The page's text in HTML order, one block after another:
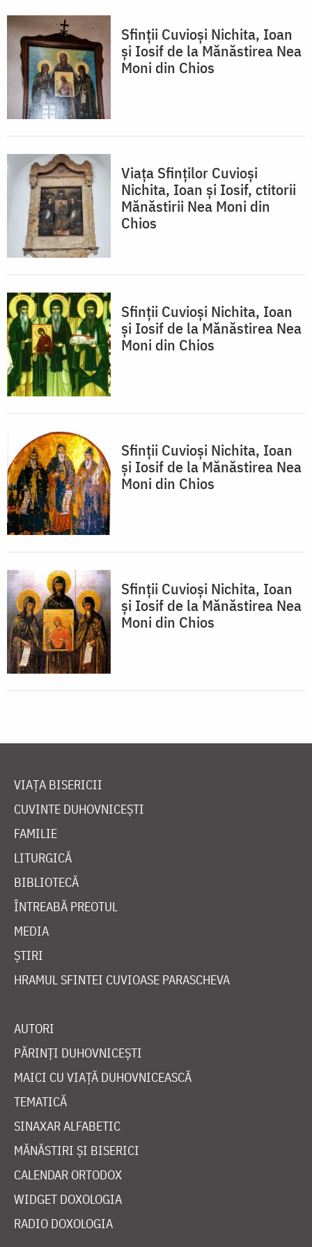
Sfinții Cuvioși Nichita, Ioan
și Iosif de la Mănăstirea Nea
Moni din Chios
Viața Sfinților Cuvioși
Nichita, Ioan și Iosif, ctitorii
Mănăstirii Nea Moni din
Chios
Sfinții Cuvioși Nichita, Ioan
și Iosif de la Mănăstirea Nea
Moni din Chios
Sfinții Cuvioși Nichita, Ioan
și Iosif de la Mănăstirea Nea
Moni din Chios
Sfinții Cuvioși Nichita, Ioan
și Iosif de la Mănăstirea Nea
Moni din Chios
VIAȚA BISERICII
CUVINTE DUHOVNICEȘTI
FAMILIE
LITURGICĂ
BIBLIOTECĂ
ÎNTREABĂ PREOTUL
MEDIA
ȘTIRI
HRAMUL SFINTEI CUVIOASE PARASCHEVA
AUTORI
PĂRINȚI DUHOVNICEȘTI
MAICI CU VIAȚĂ DUHOVNICEASCĂ
TEMATICĂ
SINAXAR ALFABETIC
MĂNĂSTIRI ȘI BISERICI
CALENDAR ORTODOX
WIDGET DOXOLOGIA
RADIO DOXOLOGIA